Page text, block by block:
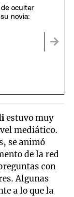
de ocultar
novia:
estuvo muy
mediático.
se animó
de la red
con
Algunas
a lo que la